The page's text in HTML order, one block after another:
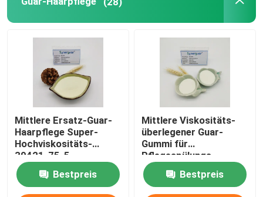
Fälle
Angebot anfordern
Kationischer Guar-Gummi
Hydroxypropanol- Guargummi
Körperpflege-Gummi
Mittlere Ersatz-Guar-
Haarpflege Super-
Hochviskositäts-
39421-75-5
Hydroxypropanol-
Bestpreis
Mittlere Viskositäts-
überlegener Guar-
Gummi für
Pflegespülungs-
Hydroxypropanol-
organisches
Verdickungsmittel
Bestpreis